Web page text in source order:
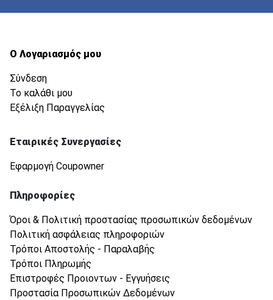
Ο Λογαριασμός μου
Σύνδεση
Το καλάθι μου
Εξέλιξη Παραγγελίας
Εταιρικές Συνεργασίες
Εφαρμογή Coupowner
Πληροφορίες
Όροι & Πολιτική προστασίας προσωπικών δεδομένων
Πολιτική ασφάλειας πληροφοριών
Τρόποι Αποστολής - Παραλαβής
Τρόποι Πληρωμής
Επιστροφές Προιοντων - Εγγυήσεις
Προστασία Προσωπικών Δεδομένων